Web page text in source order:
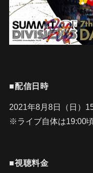
■配信日時
2021年8月8日（日）
※ライブ自体は19:00
■視聴料金